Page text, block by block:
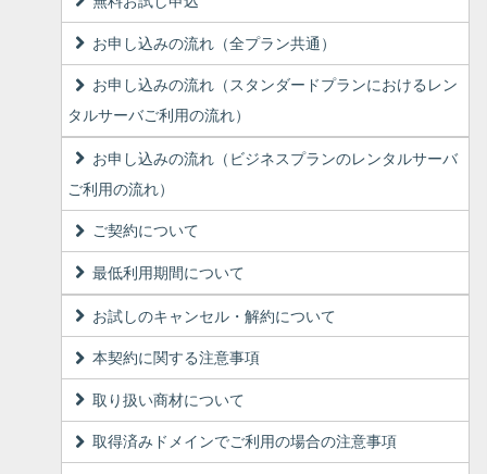
お申し込みの流れ（全プラン共通）
お申し込みの流れ（スタンダードプランにおけるレン
タルサーバご利用の流れ）
お申し込みの流れ（ビジネスプランのレンタルサーバ
ご利用の流れ）
ご契約について
最低利用期間について
お試しのキャンセル・解約について
本契約に関する注意事項
取り扱い商材について
取得済みドメインでご利用の場合の注意事項